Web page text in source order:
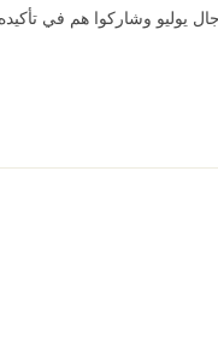
يوليو وشاركوا هم في